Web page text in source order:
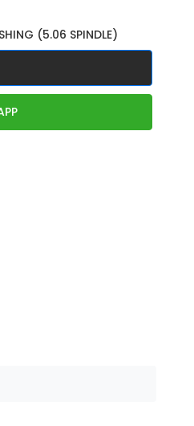
(5.06 SPINDLE)